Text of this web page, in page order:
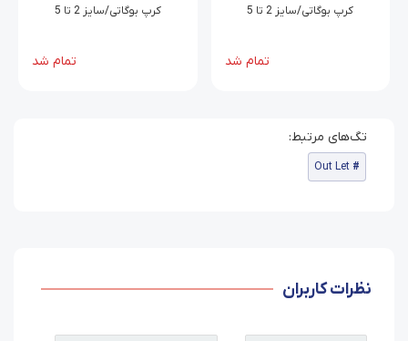
کرپ بوگاتی/سایز 2 تا 5
تمام شد
کرپ بوگاتی/سایز 2 تا 5
تمام شد
Out Let
نظرات کاربران